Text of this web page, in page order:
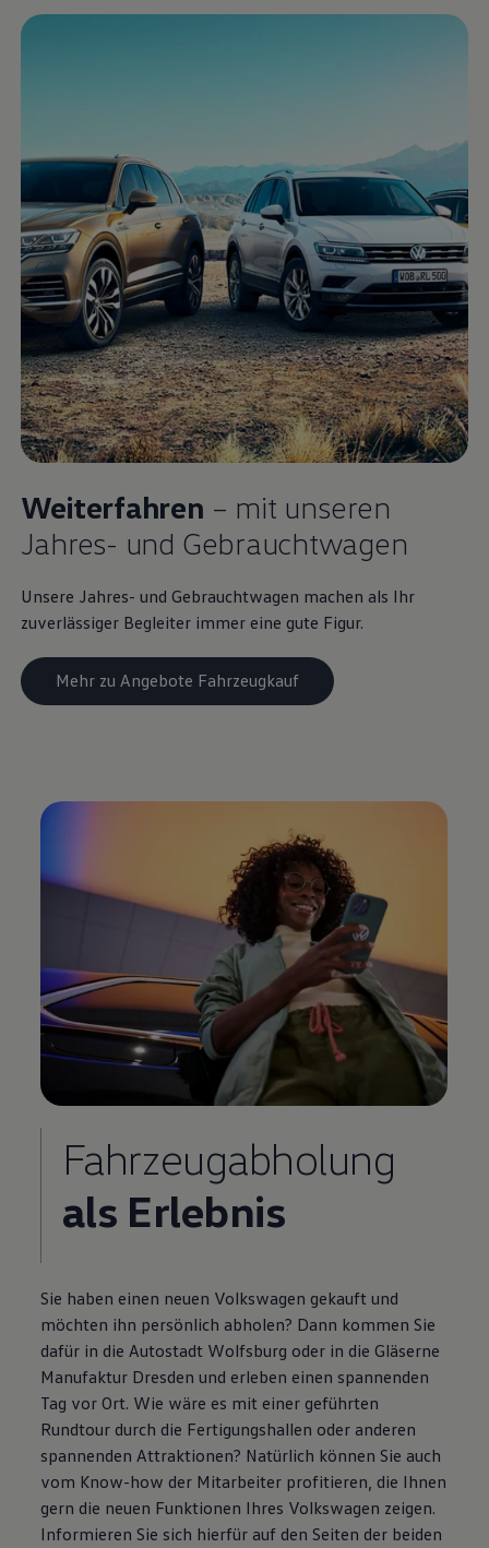
Weiterfahren – mit unseren
Jahres- und Gebrauchtwagen
Unsere Jahres- und Gebrauchtwagen machen als Ihr
zuverlässiger Begleiter immer eine gute Figur.
Mehr zu Angebote Fahrzeugkauf
Fahrzeugabholung
als Erlebnis
Sie haben einen neuen Volkswagen gekauft und
möchten ihn persönlich abholen? Dann kommen Sie
dafür in die Autostadt Wolfsburg oder in die Gläserne
Manufaktur Dresden und erleben einen spannenden
Tag vor Ort. Wie wäre es mit einer geführten
Rundtour durch die Fertigungshallen oder anderen
spannenden Attraktionen? Natürlich können Sie auch
vom Know-how der Mitarbeiter profitieren, die Ihnen
gern die neuen Funktionen Ihres Volkswagen zeigen.
Informieren Sie sich hierfür auf den Seiten der beiden